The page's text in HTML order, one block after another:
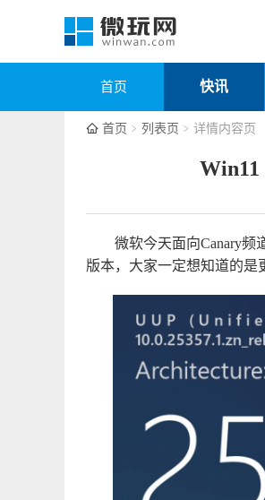
首页 快讯
首页 列表页 详情内容页
Win11
微软今天面向Canary频
版本，大家一定想知道的是